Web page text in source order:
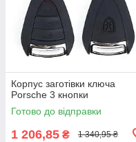
Корпус заготівки ключа
Porsche 3 кнопки
Готово до відправки
1 206,85 ₴ 1 340,95 ₴